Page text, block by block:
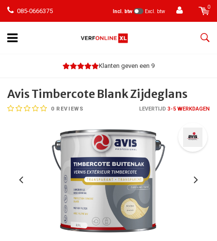
085-0666375 Incl. btw Excl. btw
0
Klanten geven een 9
Avis Timbercote Blank Zijdeglans
0 REVIEWS LEVERTIJD 3-5 WERKDAGEN